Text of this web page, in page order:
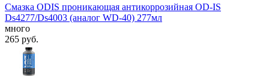
Смазка ODIS проникающая антикоррозийная OD-IS
Ds4277/Ds4003 (аналог WD-40) 277мл
много
265 руб.